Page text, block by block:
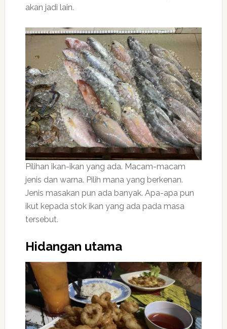
akan jadi lain.
Pilihan ikan-ikan yang ada. Macam-macam
jenis dan warna. Pilih mana yang berkenan.
Jenis masakan pun ada banyak. Apa-apa pun
ikut kepada stok ikan yang ada pada masa
tersebut.
Hidangan utama